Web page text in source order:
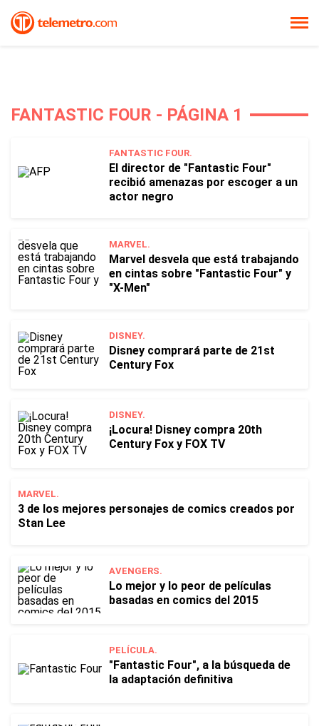
FANTASTIC FOUR - PÁGINA 1
FANTASTIC FOUR.
El director de "Fantastic Four"
recibió amenazas por escoger a un
actor negro
MARVEL.
Marvel desvela que está trabajando
en cintas sobre "Fantastic Four" y
"X-Men"
DISNEY.
Disney comprará parte de 21st
Century Fox
DISNEY.
¡Locura! Disney compra 20th
Century Fox y FOX TV
MARVEL.
3 de los mejores personajes de comics creados por
Stan Lee
AVENGERS.
Lo mejor y lo peor de películas
basadas en comics del 2015
PELÍCULA.
"Fantastic Four", a la búsqueda de
la adaptación definitiva